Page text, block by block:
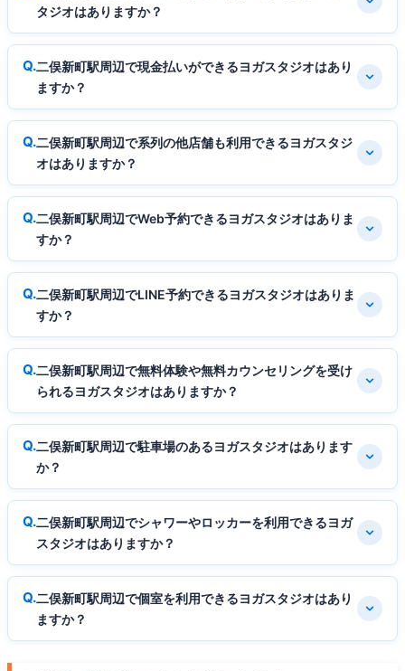
タジオはありますか？
二俣新町駅周辺で現金払いができるヨガスタジオはあり
ますか？
二俣新町駅周辺で系列の他店舗も利用できるヨガスタジ
オはありますか？
二俣新町駅周辺でWeb予約できるヨガスタジオはありま
すか？
二俣新町駅周辺でLINE予約できるヨガスタジオはありま
すか？
二俣新町駅周辺で無料体験や無料カウンセリングを受け
られるヨガスタジオはありますか？
二俣新町駅周辺で駐車場のあるヨガスタジオはあります
か？
二俣新町駅周辺でシャワーやロッカーを利用できるヨガ
スタジオはありますか？
二俣新町駅周辺で個室を利用できるヨガスタジオはあり
ますか？